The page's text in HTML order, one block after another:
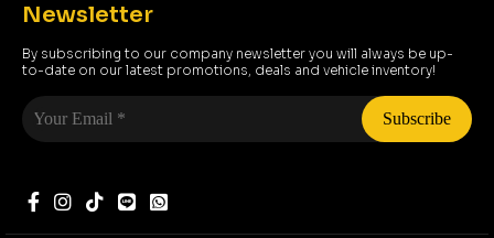
Newsletter
By subscribing to our company newsletter you will always be up-
to-date on our latest promotions, deals and vehicle inventory!
Your
Email